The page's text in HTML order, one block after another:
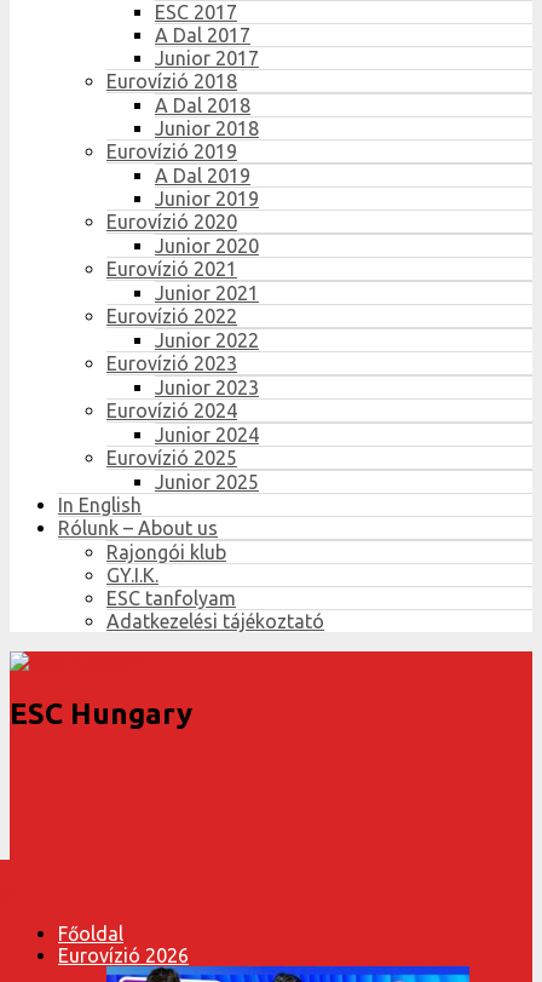
ESC 2017
A Dal 2017
Junior 2017
Eurovízió 2018
A Dal 2018
Junior 2018
Eurovízió 2019
A Dal 2019
Junior 2019
Eurovízió 2020
Junior 2020
Eurovízió 2021
Junior 2021
Eurovízió 2022
Junior 2022
Eurovízió 2023
Junior 2023
Eurovízió 2024
Junior 2024
Eurovízió 2025
Junior 2025
In English
Rólunk – About us
Rajongói klub
GY.I.K.
ESC tanfolyam
Adatkezelési tájékoztató
ESC Hungary
Főoldal
Eurovízió 2026